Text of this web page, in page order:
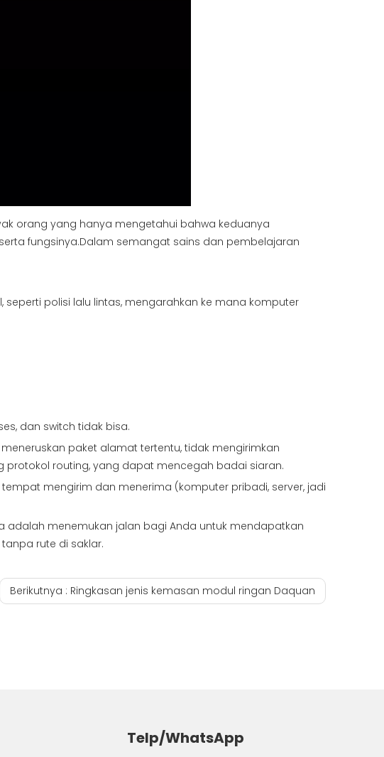
orang yang hanya mengetahui bahwa keduanya
fungsinya.Dalam semangat sains dan pembelajaran
polisi lalu lintas, mengarahkan ke mana komputer
dan switch tidak bisa.
paket alamat tertentu, tidak mengirimkan
routing, yang dapat mencegah badai siaran.
mengirim dan menerima (komputer pribadi, server, jadi
adalah menemukan jalan bagi Anda untuk mendapatkan
rute di saklar.
Berikutnya : Ringkasan jenis kemasan modul ringan Daquan
Telp/WhatsApp